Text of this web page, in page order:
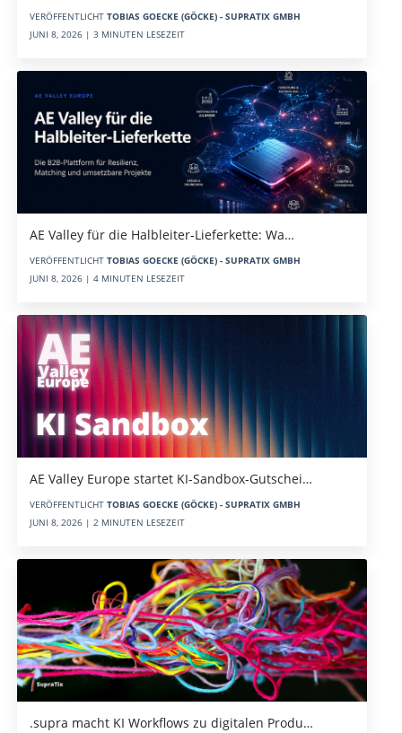
VERÖFFENTLICHT TOBIAS GOECKE (GÖCKE) - SUPRATIX GMBH
JUNI 8, 2026 | 3 MINUTEN LESEZEIT
AE Valley für die Halbleiter-Lieferkette: Wa…
VERÖFFENTLICHT TOBIAS GOECKE (GÖCKE) - SUPRATIX GMBH
JUNI 8, 2026 | 4 MINUTEN LESEZEIT
AE Valley Europe startet KI-Sandbox-Gutschei…
VERÖFFENTLICHT TOBIAS GOECKE (GÖCKE) - SUPRATIX GMBH
JUNI 8, 2026 | 2 MINUTEN LESEZEIT
.supra macht KI Workflows zu digitalen Produ…